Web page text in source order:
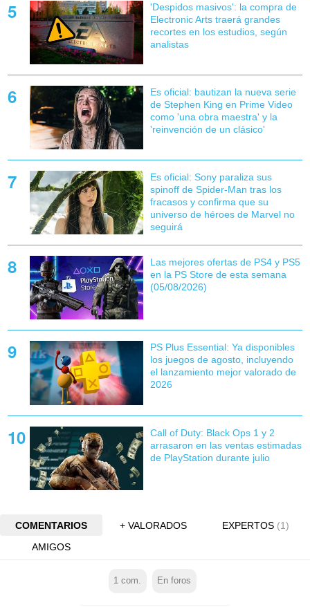
'Despidos masivos': la compra de
Electronic Arts traerá grandes
recortes en los estudios, según
analistas
Es oficial: bautizan la nueva serie
de Stephen King en Prime Video
como 'una obra maestra' y la
'reinvención de un clásico'
Es oficial: Sony paraliza sus
spinoff de Spider-Man tras los
fracasos y confirma que su
universo de héroes de Marvel no
seguirá
Las mejores ofertas de PS4 y PS5
en la PS Store de esta semana
(05/08/2026)
PS Plus Essential: Ya disponibles
los juegos de agosto, incluyendo
el lanzamiento mejor valorado de
2026
Call of Duty: Black Ops 1 y 2
arrasaron en las ventas estimadas
de PlayStation durante julio
COMENTARIOS + VALORADOS EXPERTOS (1)
AMIGOS
1 com. En foros